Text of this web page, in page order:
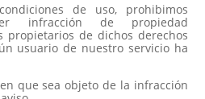
de uso, prohibimos
infracción de propiedad
propietarios de dichos derechos
usuario de nuestro servicio ha
que sea objeto de la infracción